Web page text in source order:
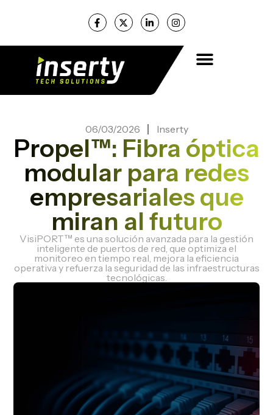
06/03/2026 Inserty
Propel™: Fibra óptica
modular para redes
empresariales que
miran al futuro
VisiPORT™ es una solución avanzada para la gestión
inteligente de puertos de red, que optimiza el
monitoreo en tiempo real, mejora la eficiencia
operativa y refuerza la seguridad de las infraestructuras
tecnológicas.